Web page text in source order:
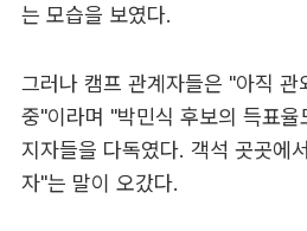
는 모습을 보였다.
그러나 캠프 관계자들은 "아직 관
중"이라며 "박민식 후보의 득표
지자들을 다독였다. 객석 곳곳에
자"는 말이 오갔다.